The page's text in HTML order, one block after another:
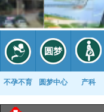
不孕不育 圆梦中心 产科